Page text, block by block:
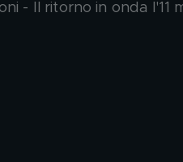
- Il ritorno in onda l'11